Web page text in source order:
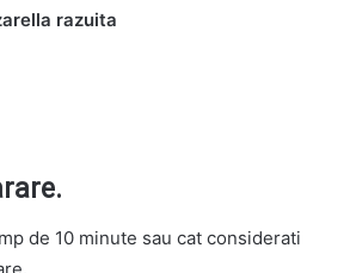
razuita
de 10 minute sau cat considerati